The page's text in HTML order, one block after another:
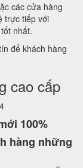
các cửa hàng
trực tiếp với
tốt nhất.
để khách hàng
cao cấp
100%
hàng những